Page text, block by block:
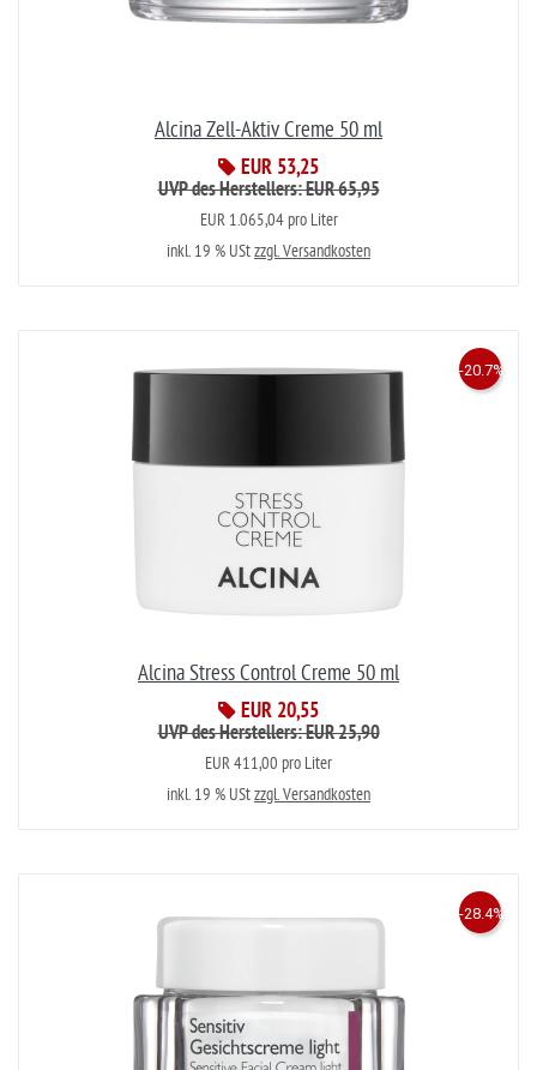
Alcina Zell-Aktiv Creme 50 ml
EUR 53,25
UVP des Herstellers: EUR 65,95
EUR 1.065,04 pro Liter
inkl. 19 % UStzzgl. Versandkosten
Alcina Stress Control Creme 50 ml
EUR 20,55
-20.7%
UVP des Herstellers: EUR 25,90
EUR 411,00 pro Liter
inkl. 19 % UStzzgl. Versandkosten
-28.4%